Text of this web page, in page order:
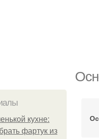
кухне:
фартук из